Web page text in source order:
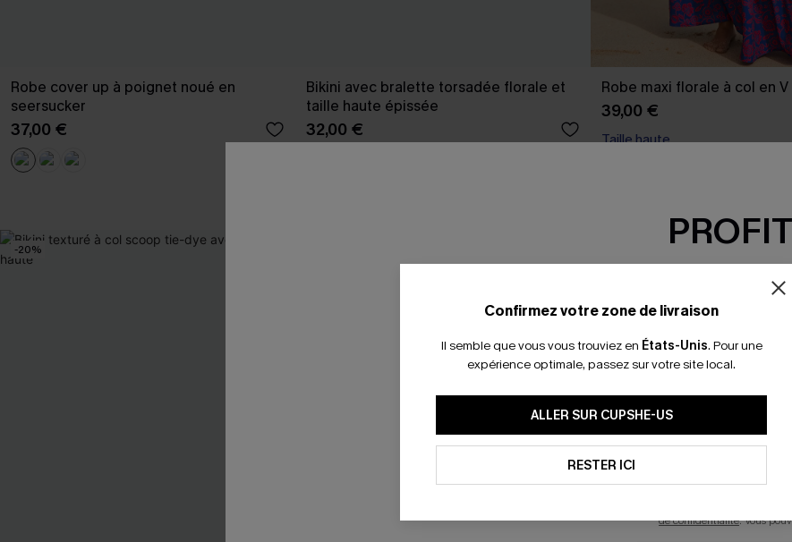
Robe cover up à poignet noué en
seersucker
37,00 €
Bikini avec bralette torsadée florale et
taille haute épissée
32,00 €
Robe maxi florale à col en
39,00 €
Taille haute
-20%
Confirmez votre zone de livraison
Il semble que vous vous trouviez en États-Unis. Pour une
expérience optimale, passez sur votre site local.
ALLER SUR CUPSHE-US
RESTER ICI
-15% dès
*Un code par
En soumettant votre
mails marketing (y compris
reconnaissez avoir pris
pouvons utiliser les
technologies de suivi,
savoir si ceux-ci ont été
personnaliser nos
produits susceptibles de
de confidentialité. Vous